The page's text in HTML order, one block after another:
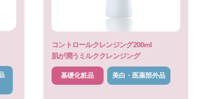
コントロールクレンジング200ml
肌が潤うミルククレンジング
基礎化粧品 美白・医薬部外品